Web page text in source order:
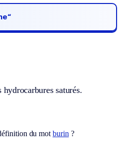
hydrocarbures saturés.
du mot burin ?